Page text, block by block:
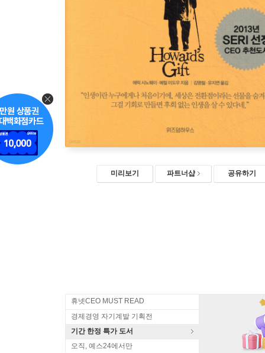
미리보기 파트너샵 공유하기
휴넷CEO MUST READ
경제경영 자기계발 기획전
기간 한정 특가 도서
오직, 예스24에서만